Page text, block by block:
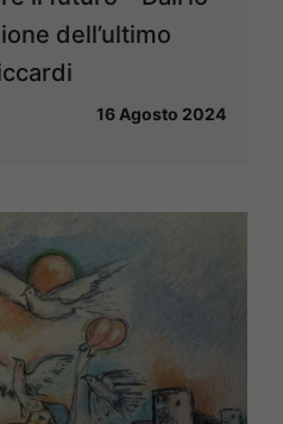
dell’ultimo
16 Agosto 2024